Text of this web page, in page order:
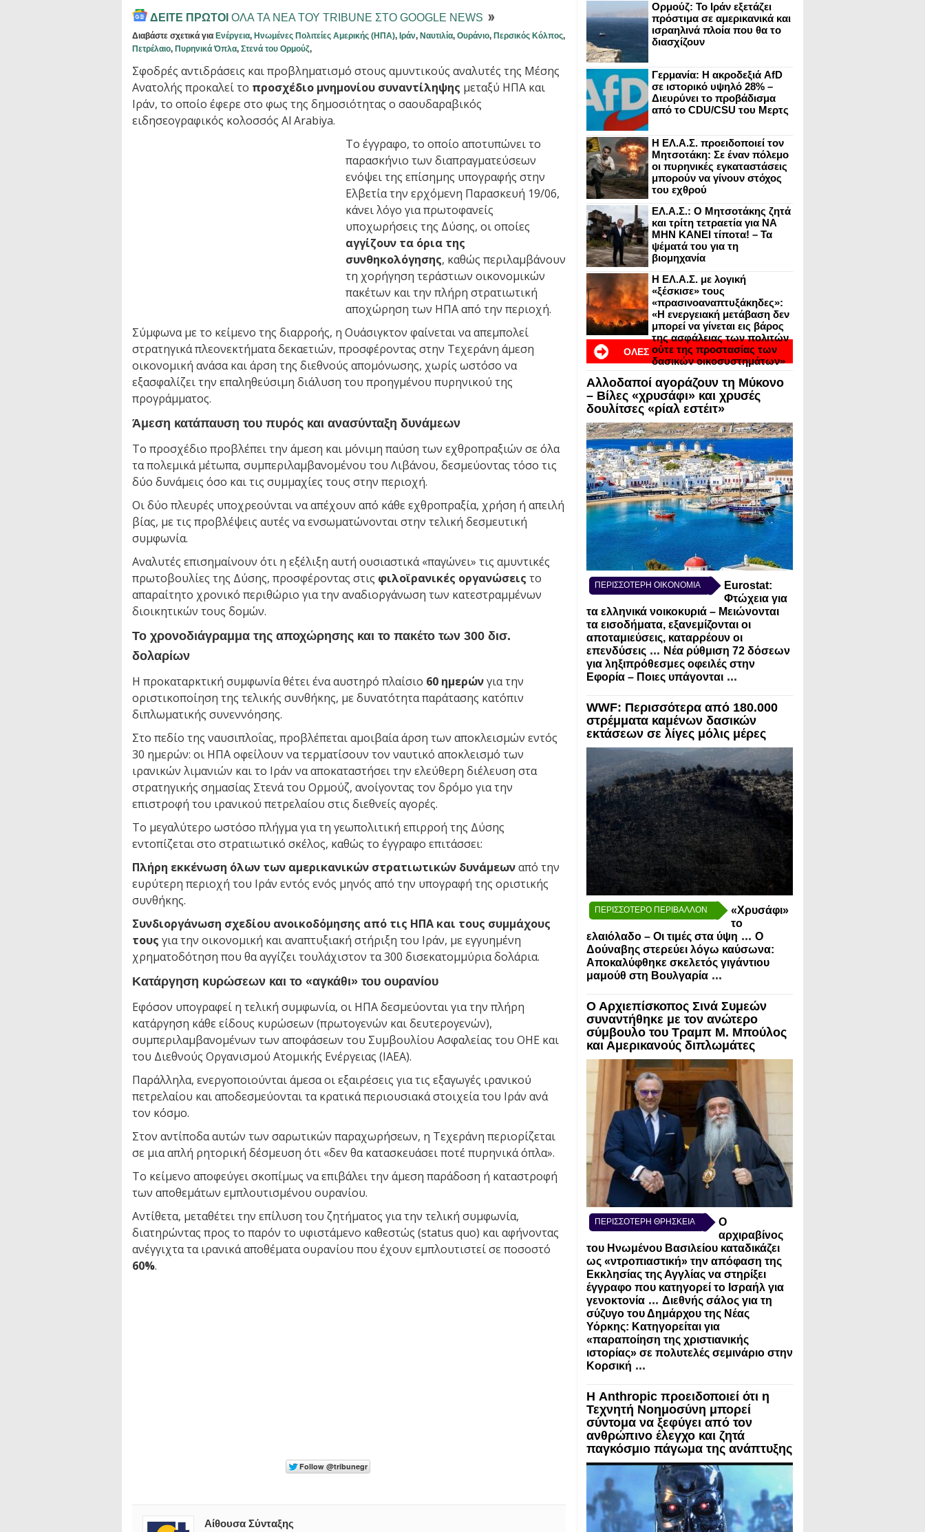
Ορμούζ: Το Ιράν εξετάζει
πρόστιμα σε αμερικανικά και
ισραηλινά πλοία που θα το
διασχίζουν
Γερμανία: Η ακροδεξιά AfD
σε ιστορικό υψηλό 28% –
Διευρύνει το προβάδισμα
από το CDU/CSU του Μερτς
Η ΕΛ.Α.Σ. προειδοποιεί τον
Μητσοτάκη: Σε έναν πόλεμο
οι πυρηνικές εγκαταστάσεις
μπορούν να γίνουν στόχος
του εχθρού
ΕΛ.Α.Σ.: Ο Μητσοτάκης ζητά
και τρίτη τετραετία για ΝΑ
ΜΗΝ ΚΑΝΕΙ τίποτα! – Τα
ψέματά του για τη
βιομηχανία
Η ΕΛ.Α.Σ. με λογική
«ξέσκισε» τους
«πρασινοαναπτυξάκηδες»:
«Η ενεργειακή μετάβαση δεν
μπορεί να γίνεται εις βάρος
της ασφάλειας των πολιτών
ούτε της προστασίας των
δασικών οικοσυστημάτων»
ΟΛΕΣ
ΟΙ
ΕΙΔΗΣΕΙΣ ΣΕ BLOGVIEW
Αλλοδαποί αγοράζουν τη Μύκονο
– Βίλες «χρυσάφι» και χρυσές
δουλίτσες «ρίαλ εστέιτ»
ΠΕΡΙΣΣΟΤΕΡΗ ΟΙΚΟΝΟΜΙΑ
Eurostat:
Φτώχεια για
τα ελληνικά νοικοκυριά – Μειώνονται
τα εισοδήματα, εξανεμίζονται οι
αποταμιεύσεις, καταρρέουν οι
επενδύσεις ... Νέα ρύθμιση 72 δόσεων
για ληξιπρόθεσμες οφειλές στην
Εφορία – Ποιες υπάγονται ...
WWF: Περισσότερα από 180.000
στρέμματα καμένων δασικών
εκτάσεων σε λίγες μόλις μέρες
ΠΕΡΙΣΣΟΤΕΡΟ ΠΕΡΙΒΑΛΛΟΝ
«Χρυσάφι»
το
ελαιόλαδο – Οι τιμές στα ύψη ... Ο
Δούναβης στερεύει λόγω καύσωνα:
Αποκαλύφθηκε σκελετός γιγάντιου
μαμούθ στη Βουλγαρία ...
Ο Αρχιεπίσκοπος Σινά Συμεών
συναντήθηκε με τον ανώτερο
σύμβουλο του Τραμπ Μ. Μπούλος
και Αμερικανούς διπλωμάτες
ΠΕΡΙΣΣΟΤΕΡΗ ΘΡΗΣΚΕΙΑ
Ο
αρχιραβίνος
του Ηνωμένου Βασιλείου καταδικάζει
ως «ντροπιαστική» την απόφαση της
Εκκλησίας της Αγγλίας να στηρίξει
έγγραφο που κατηγορεί το Ισραήλ για
γενοκτονία ... Διεθνής σάλος για τη
σύζυγο του Δημάρχου της Νέας
Υόρκης: Κατηγορείται για
«παραποίηση της χριστιανικής
ιστορίας» σε πολυτελές σεμινάριο στην
Κορσική ...
Η Anthropic προειδοποιεί ότι η
Τεχνητή Νοημοσύνη μπορεί
σύντομα να ξεφύγει από τον
ανθρώπινο έλεγχο και ζητά
παγκόσμιο πάγωμα της ανάπτυξης
ΔΕΙΤΕ ΠΡΩΤΟΙ ΟΛΑ ΤΑ ΝΕΑ ΤΟΥ TRIBUNE ΣΤΟ GOOGLE NEWS
Διαβάστε σχετικά για Ενέργεια, Ηνωμένες Πολιτείες Αμερικής (ΗΠΑ), Ιράν, Ναυτιλία, Ουράνιο, Περσικός Κόλπος,
Πετρέλαιο, Πυρηνικά Όπλα, Στενά του Ορμούζ,
Σφοδρές αντιδράσεις και προβληματισμό στους αμυντικούς αναλυτές της Μέσης
Ανατολής προκαλεί το προσχέδιο μνημονίου συναντίληψης μεταξύ ΗΠΑ και
Ιράν, το οποίο έφερε στο φως της δημοσιότητας ο σαουδαραβικός
ειδησεογραφικός κολοσσός Al Arabiya.
Το έγγραφο, το οποίο αποτυπώνει το
παρασκήνιο των διαπραγματεύσεων
ενόψει της επίσημης υπογραφής στην
Ελβετία την ερχόμενη Παρασκευή 19/06,
κάνει λόγο για πρωτοφανείς
υποχωρήσεις της Δύσης, οι οποίες
αγγίζουν τα όρια της
συνθηκολόγησης, καθώς περιλαμβάνουν
τη χορήγηση τεράστιων οικονομικών
πακέτων και την πλήρη στρατιωτική
αποχώρηση των ΗΠΑ από την περιοχή.
Σύμφωνα με το κείμενο της διαρροής, η Ουάσιγκτον φαίνεται να απεμπολεί
στρατηγικά πλεονεκτήματα δεκαετιών, προσφέροντας στην Τεχεράνη άμεση
οικονομική ανάσα και άρση της διεθνούς απομόνωσης, χωρίς ωστόσο να
εξασφαλίζει την επαληθεύσιμη διάλυση του προηγμένου πυρηνικού της
προγράμματος.
Άμεση κατάπαυση του πυρός και ανασύνταξη δυνάμεων
Το προσχέδιο προβλέπει την άμεση και μόνιμη παύση των εχθροπραξιών σε όλα
τα πολεμικά μέτωπα, συμπεριλαμβανομένου του Λιβάνου, δεσμεύοντας τόσο τις
δύο δυνάμεις όσο και τις συμμαχίες τους στην περιοχή.
Οι δύο πλευρές υποχρεούνται να απέχουν από κάθε εχθροπραξία, χρήση ή απειλή
βίας, με τις προβλέψεις αυτές να ενσωματώνονται στην τελική δεσμευτική
συμφωνία.
Αναλυτές επισημαίνουν ότι η εξέλιξη αυτή ουσιαστικά «παγώνει» τις αμυντικές
πρωτοβουλίες της Δύσης, προσφέροντας στις φιλοϊρανικές οργανώσεις το
απαραίτητο χρονικό περιθώριο για την αναδιοργάνωση των κατεστραμμένων
διοικητικών τους δομών.
Το χρονοδιάγραμμα της αποχώρησης και το πακέτο των 300 δισ.
δολαρίων
Η προκαταρκτική συμφωνία θέτει ένα αυστηρό πλαίσιο 60 ημερώνγια την
οριστικοποίηση της τελικής συνθήκης, με δυνατότητα παράτασης κατόπιν
διπλωματικής συνεννόησης.
Στο πεδίο της ναυσιπλοΐας, προβλέπεται αμοιβαία άρση των αποκλεισμών εντός
30 ημερών: οι ΗΠΑ οφείλουν να τερματίσουν τον ναυτικό αποκλεισμό των
ιρανικών λιμανιών και το Ιράν να αποκαταστήσει την ελεύθερη διέλευση στα
στρατηγικής σημασίας Στενά του Ορμούζ, ανοίγοντας τον δρόμο για την
επιστροφή του ιρανικού πετρελαίου στις διεθνείς αγορές.
Το μεγαλύτερο ωστόσο πλήγμα για τη γεωπολιτική επιρροή της Δύσης
εντοπίζεται στο στρατιωτικό σκέλος, καθώς το έγγραφο επιτάσσει:
Πλήρη εκκένωση όλων των αμερικανικών στρατιωτικών δυνάμεωναπό την
ευρύτερη περιοχή του Ιράν εντός ενός μηνός από την υπογραφή της οριστικής
συνθήκης.
Συνδιοργάνωση σχεδίου ανοικοδόμησης από τις ΗΠΑ και τους συμμάχους
τους για την οικονομική και αναπτυξιακή στήριξη του Ιράν, με εγγυημένη
χρηματοδότηση που θα αγγίζει τουλάχιστον τα 300 δισεκατομμύρια δολάρια.
Κατάργηση κυρώσεων και το «αγκάθι» του ουρανίου
Εφόσον υπογραφεί η τελική συμφωνία, οι ΗΠΑ δεσμεύονται για την πλήρη
κατάργηση κάθε είδους κυρώσεων (πρωτογενών και δευτερογενών),
συμπεριλαμβανομένων των αποφάσεων του Συμβουλίου Ασφαλείας του ΟΗΕ και
του Διεθνούς Οργανισμού Ατομικής Ενέργειας (IAEA).
Παράλληλα, ενεργοποιούνται άμεσα οι εξαιρέσεις για τις εξαγωγές ιρανικού
πετρελαίου και αποδεσμεύονται τα κρατικά περιουσιακά στοιχεία του Ιράν ανά
τον κόσμο.
Στον αντίποδα αυτών των σαρωτικών παραχωρήσεων, η Τεχεράνη περιορίζεται
σε μια απλή ρητορική δέσμευση ότι «δεν θα κατασκευάσει ποτέ πυρηνικά όπλα».
Το κείμενο αποφεύγει σκοπίμως να επιβάλει την άμεση παράδοση ή καταστροφή
των αποθεμάτων εμπλουτισμένου ουρανίου.
Αντίθετα, μεταθέτει την επίλυση του ζητήματος για την τελική συμφωνία,
διατηρώντας προς το παρόν το υφιστάμενο καθεστώς (status quo) και αφήνοντας
ανέγγιχτα τα ιρανικά αποθέματα ουρανίου που έχουν εμπλουτιστεί σε ποσοστό
60%.
Αίθουσα Σύνταξης